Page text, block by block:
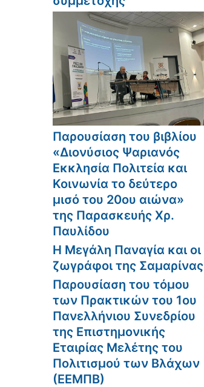
Παρουσίαση του βιβλίου
«Διονύσιος Ψαριανός
Εκκλησία Πολιτεία και
Κοινωνία το δεύτερο
μισό του 20ου αιώνα»
της Παρασκευής Χρ.
Παυλίδου
Η Μεγάλη Παναγία και οι
ζωγράφοι της Σαμαρίνας
Παρουσίαση του τόμου
των Πρακτικών του 1ου
Πανελλήνιου Συνεδρίου
της Επιστημονικής
Εταιρίας Μελέτης του
Πολιτισμού των Βλάχων
(ΕΕΜΠΒ)